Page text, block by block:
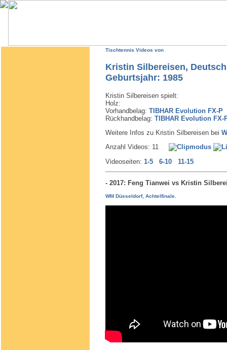
Tischtennis Videos von
Kristin Silbereisen,
Geburtsjahr: 1985
Kristin Silbereisen spielt:
Holz:
Vorhandbelag: TIBHAR Evolution FX-P
Rückhandbelag: TIBHAR Evolution FX-
Weitere Infos zu Kristin Silbereisen bei
Anzahl Videos: 11
Videoseiten: 1-5 6-10 11-15
- 2017: Feng Tianwei vs Kristin
WM Düsseldorf, Achtelfinale.